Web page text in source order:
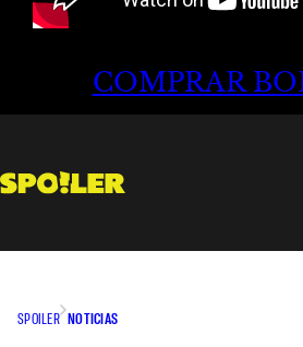
COMPRAR
SPOILER NOTICIAS